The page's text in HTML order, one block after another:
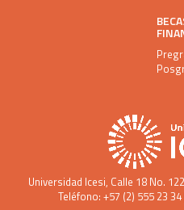
Universidad Icesi, Calle 18 No.
Teléfono: +57 (2) 555 23